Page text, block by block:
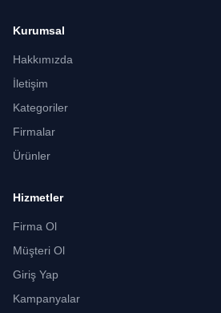
Kurumsal
Hakkımızda
İletişim
Kategoriler
Firmalar
Ürünler
Hizmetler
Firma Ol
Müşteri Ol
Giriş Yap
Kampanyalar